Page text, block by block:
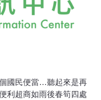
國民便當…聽起來是再
利超商如雨後春筍四處